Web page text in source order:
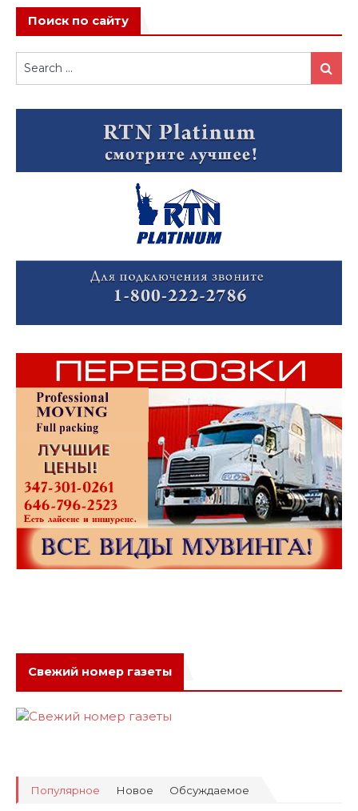
Поиск по сайту
for:
Search
Свежий номер газеты
Популярное Новое Обсуждаемое